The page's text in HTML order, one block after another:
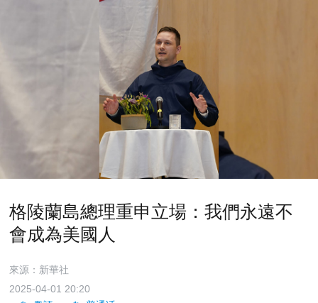
格陵蘭島總理重申立場：我們永遠不
會成為美國人
來源：新華社
2025-04-01 20:20